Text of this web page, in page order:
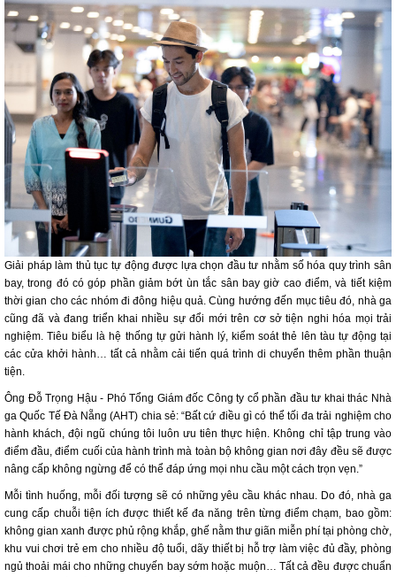
Giải pháp làm thủ tục tự động được lựa chọn đầu tư nhằm số hóa quy trình sân
bay, trong đó có góp phần giảm bớt ùn tắc sân bay giờ cao điểm, và tiết kiệm
thời gian cho các nhóm đi đông hiệu quả. Cùng hướng đến mục tiêu đó, nhà ga
cũng đã và đang triển khai nhiều sự đổi mới trên cơ sở tiện nghi hóa mọi trải
nghiệm. Tiêu biểu là hệ thống tự gửi hành lý, kiểm soát thẻ lên tàu tự động tại
các cửa khởi hành… tất cả nhằm cải tiến quá trình di chuyển thêm phần thuận
tiện.
Ông Đỗ Trọng Hậu - Phó Tổng Giám đốc Công ty cổ phần đầu tư khai thác Nhà
ga Quốc Tế Đà Nẵng (AHT) chia sẻ: “Bất cứ điều gì có thể tối đa trải nghiệm cho
hành khách, đội ngũ chúng tôi luôn ưu tiên thực hiện. Không chỉ tập trung vào
điểm đầu, điểm cuối của hành trình mà toàn bộ không gian nơi đây đều sẽ được
nâng cấp không ngừng để có thể đáp ứng mọi nhu cầu một cách trọn vẹn.”
Mỗi tình huống, mỗi đối tượng sẽ có những yêu cầu khác nhau. Do đó, nhà ga
cung cấp chuỗi tiện ích được thiết kế đa năng trên từng điểm chạm, bao gồm:
không gian xanh được phủ rộng khắp, ghế nằm thư giãn miễn phí tại phòng chờ,
khu vui chơi trẻ em cho nhiều độ tuổi, dãy thiết bị hỗ trợ làm việc đủ đầy, phòng
ngủ thoải mái cho những chuyến bay sớm hoặc muộn… Tất cả đều được chuẩn